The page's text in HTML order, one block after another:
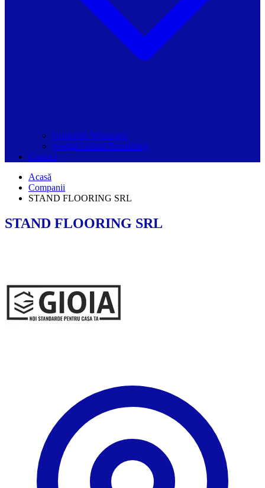
Grupurile Whatsapp
Spațiul Ghidul Primăriilor
Contact
Acasă
Companii
STAND FLOORING SRL
STAND FLOORING SRL